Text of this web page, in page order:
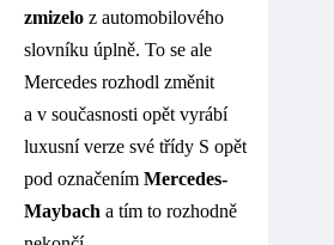
zmizelo z automobilového
slovníku úplně. To se ale
Mercedes rozhodl změnit
a v současnosti opět vyrábí
luxusní verze své třídy S opět
pod označením Mercedes-
Maybach a tím to rozhodně